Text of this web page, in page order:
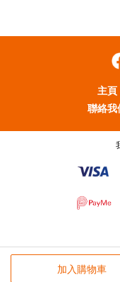
加入購物車
主頁
聯絡我